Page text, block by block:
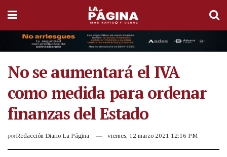
No se aumentará el IVA
como medida para ordenar
finanzas del Estado
porRedacción Diario La Página viernes, 12 marzo 2021 12:16 PM